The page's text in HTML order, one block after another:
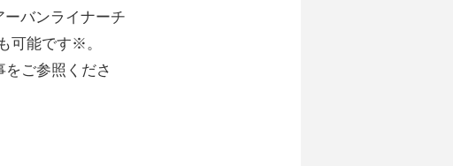
バンライナーチ
可能です※。
ご参照くださ